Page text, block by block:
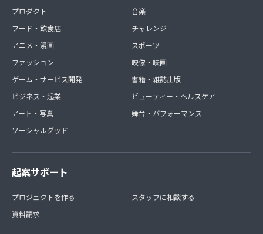
プロダクト
フード・飲食店
アニメ・漫画
ファッション
ゲーム・サービス開発
ビジネス・起業
アート・写真
ソーシャルグッド
音楽
チャレンジ
スポーツ
映像・映画
書籍・雑誌出版
ビューティー・ヘルスケア
舞台・パフォーマンス
起案サポート
プロジェクトを作る
資料請求
スタッフに相談する